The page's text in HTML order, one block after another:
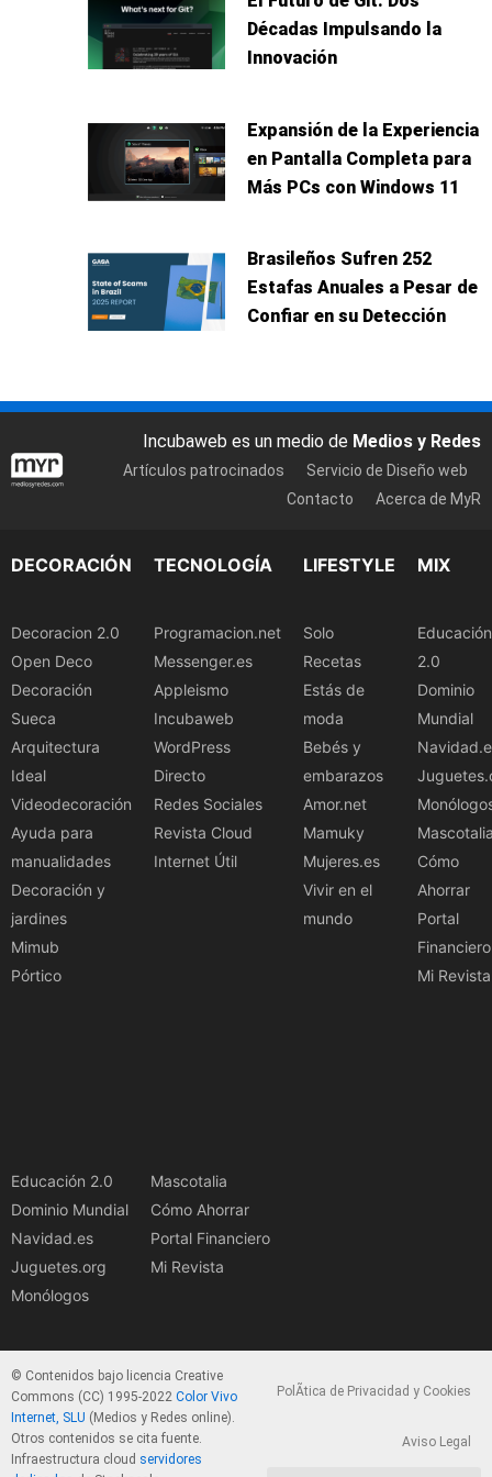
Décadas Impulsando la
Innovación
Expansión de la Experiencia
en Pantalla Completa para
Más PCs con Windows 11
Brasileños Sufren 252
Estafas Anuales a Pesar de
Confiar en su Detección
Incubaweb es un medio de Medios y Redes
Artículos patrocinados
Servicio de Diseño web
Contacto
Acerca de MyR
DECORACIÓN
Decoracion 2.0
Open Deco
Decoración
Sueca
Arquitectura
Ideal
Videodecoración
Ayuda para
manualidades
Decoración y
jardines
Mimub
Pórtico
TECNOLOGÍA
Programacion.net
Messenger.es
Appleismo
Incubaweb
WordPress
Directo
Redes Sociales
Revista Cloud
Internet Útil
LIFESTYLE
Solo
Recetas
Estás de
moda
Bebés y
embarazos
Amor.net
Mamuky
Mujeres.es
Vivir en el
mundo
MIX
Educación
2.0
Dominio
Mundial
Cómo
Ahorrar
Portal
Financiero
Mi Revista
Educación 2.0
Dominio Mundial
Navidad.es
Juguetes.org
Monólogos
Mascotalia
Cómo Ahorrar
Portal Financiero
Mi Revista
© Contenidos bajo licencia Creative
Commons (CC) 1995-2022 Color Vivo
Internet, SLU (Medios y Redes online).
Otros contenidos se cita fuente.
Infraestructura cloud servidores
PolÃ­tica de Privacidad y Cookies
Aviso Legal